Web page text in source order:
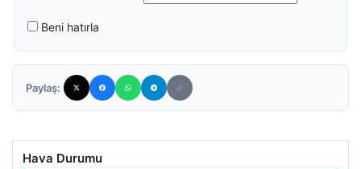
Beni hatırla
Paylaş:
Hava Durumu